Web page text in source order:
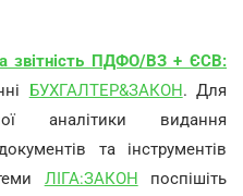
звітність ПДФО/ВЗ + ЄСВ:
БУХГАЛТЕР&ЗАКОН. Для
аналітики видання
та інструментів
ЛІГА:ЗАКОН поспішіть